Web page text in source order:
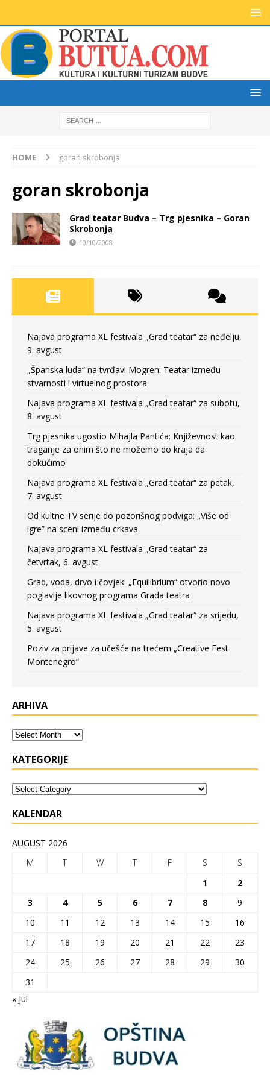
HOME goran skrobonja
goran skrobonja
Grad teatar Budva – Trg pjesnika – Goran
Skrobonja
10/10/2008
Najava programa XL festivala „Grad teatar“ za neđelju,
9. avgust
„Španska luda“ na tvrđavi Mogren: Teatar između
stvarnosti i virtuelnog prostora
Najava programa XL festivala „Grad teatar“ za subotu,
8. avgust
Trg pjesnika ugostio Mihajla Pantića: Književnost kao
traganje za onim što ne možemo do kraja da
dokučimo
Najava programa XL festivala „Grad teatar“ za petak,
7. avgust
Od kultne TV serije do pozorišnog podviga: „Više od
igre” na sceni između crkava
Najava programa XL festivala „Grad teatar“ za
četvrtak, 6. avgust
Grad, voda, drvo i čovjek: „Equilibrium“ otvorio novo
poglavlje likovnog programa Grada teatra
Najava programa XL festivala „Grad teatar“ za srijedu,
5. avgust
Poziv za prijave za učešće na trećem „Creative Fest
Montenegro“
ARHIVA
KATEGORIJE
KALENDAR
AUGUST 2026
M
T W T F S
S
1
2
3
4 5 6 7 8
9
10
11 12 13 14 15
16
17
18 19 20 21 22
23
24
25 26 27 28 29
30
31
« Jul